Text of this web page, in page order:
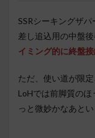
SSRシーキングザ
差し追込用の中盤
イミング的に終盤
ただ、使い道が限
LoHでは前脚質の
っと微妙かなあとい